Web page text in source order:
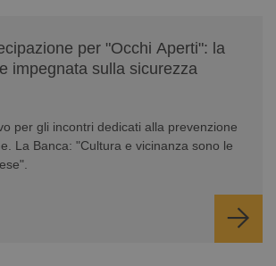
per "Occhi Aperti": la
impegnata sulla sicurezza
per gli incontri dedicati alla prevenzione
La Banca: "Cultura e vicinanza sono le